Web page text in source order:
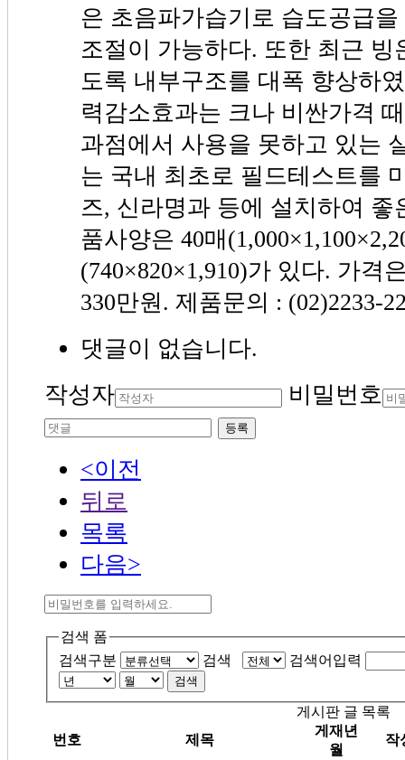
은 초음파가습기로 습도공급
조절이 가능하다. 또한 최근
도록 내부구조를 대폭 향상하
력감소효과는 크나 비싼가격
과점에서 사용을 못하고 있는
는 국내 최초로 필드테스트를
즈, 신라명과 등에 설치하여
품사양은 40매
(740×820×1,910)가 있다. 가격
330만원. 제품문의 : (02)2233-
댓글이 없습니다.
작성자
비밀번호
등록
<이전
뒤로
목록
다음>
검색 폼
검색구분
검색 검색어입력
검색
게시판 글 목록
번호
제목
게재년
월
작